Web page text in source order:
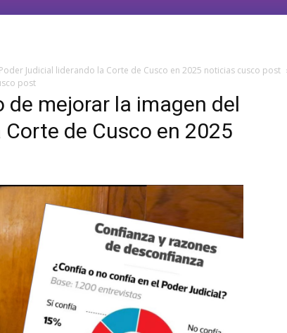
Judicial liderando la Corte de Cusco en 2025 noticias cusco post
post
de mejorar la imagen del
de Cusco en 2025